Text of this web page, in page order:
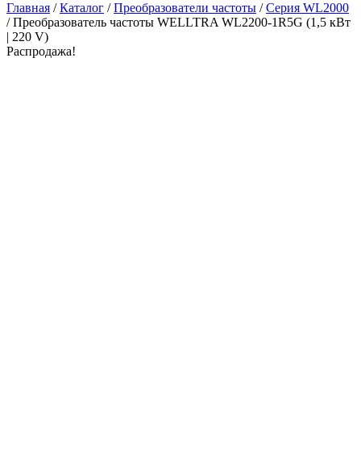
Главная /Каталог /Преобразователи частоты /Серия WL2000
/Преобразователь частоты WELLTRA WL2200-1R5G (1,5 кВт
| 220 V)
Распродажа!